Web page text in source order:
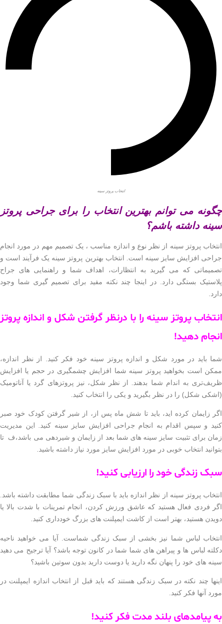
انتخاب پروتز سینه
می توانم بهترین انتخاب را برای جراحی پروتز
داشته باشم؟
پروتز سینه از نظر نوع و اندازه مناسب ، یک تصمیم مهم در مورد انجام
افزایش سایز سینه است. انتخاب بهترین پروتز سینه یک فرآیند است و
که می گیرید به انتظارات، اهداف شما و راهنمایی های جراح
بستگی دارد. در اینجا چند نکته مفید برای تصمیم گیری شما وجود
پروتز سینه را با درنظر گرفتن شکل و اندازه پروتز
دهید!
باید در مورد شکل و اندازه پروتز سینه خود فکر کنید. از نظر اندازه،
است بخواهید پروتز سینه شما افزایش چشمگیری در حجم یا افزایش
به اندام شما بدهند. از نظر شکل، نیز پروتزهای گرد یا آناتومیک
شکل) را در نظر بگیرید و یکی را انتخاب کنید.
زایمان کرده اید، باید تا شش ماه پس از، از شیر گرفتن کودک خود صبر
و سپس اقدام به انجام جراحی افزایش سایز سینه کنید. این مدیریت
برای تثبیت سایز سینه های شما بعد از زایمان و شیردهی می باشد،ف تا
انتخاب خوبی در مورد افزایش سایز مورد نیاز داشته باشید.
زندگی خود را ارزیابی کنید!
پروتز سینه از نظر اندازه باید با سبک زندگی شما مطابقت داشته باشد.
فردی فعال هستید که عاشق ورزش کردن، انجام تمرینات با شدت بالا یا
هستید، بهتر است از کاشت ایمپلنت های بزرگ خودداری کنید.
لباس شما نیز بخشی از سبک زندگی شماست. آیا می خواهید ناحیه
لباس ها و پیراهن های شما شما در کانون توجه باشد؟ آیا ترجیح می دهید
های خود را پنهان نگه دارید یا دوست دارید بدون سوتین باشید؟
چند نکته در سبک زندگی هستند که باید قبل از انتخاب اندازه ایمپلنت در
آنها فکر کنید.
بلند مدت فکر کنید!